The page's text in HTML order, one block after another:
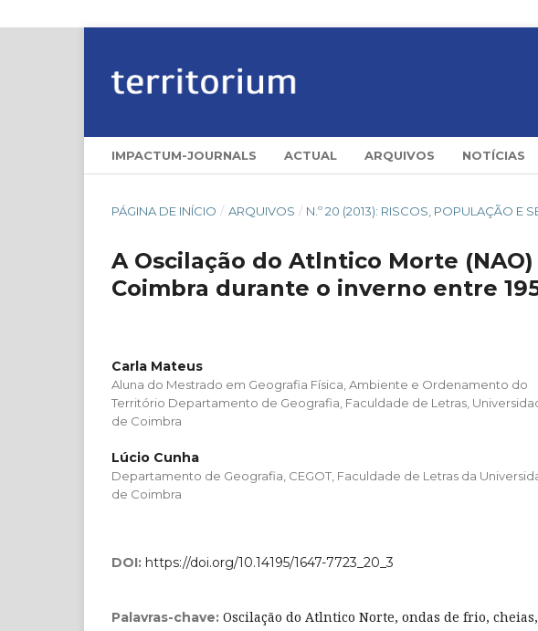
IMPACTUM-JOURNALS ACTUAL ARQUIVOS NOTÍCIAS
PÁGINA DE INÍCIO / ARQUIVOS / N.º 20 (2013): RISCOS, POPULAÇÃO E
A Oscilação do Atlntico Morte
Coimbra durante o inverno entre
Carla Mateus
Aluna do Mestrado em Geografia Física, Ambiente e Ordenamento do
Território Departamento de Geografia, Faculdade de Letras,
de Coimbra
Lúcio Cunha
Departamento de Geografia, CEGOT, Faculdade de Letras da
de Coimbra
DOI: https://doi.org/10.14195/1647-7723_20_3
Palavras-chave: Oscilação do Atlntico Norte, ondas de frio, cheias,